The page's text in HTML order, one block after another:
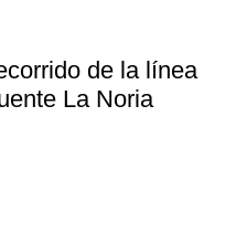
de la línea
La Noria